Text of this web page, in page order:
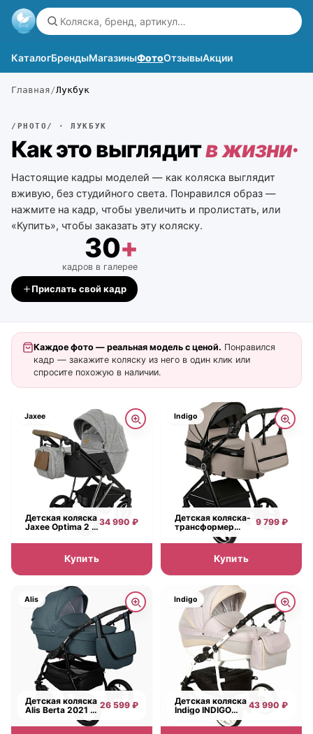
КаталогБрендыМагазиныФотоОтзывыАкции
Главная Лукбук
/PHOTO/ · ЛУКБУК
Как это выглядитв жизни·
Настоящие кадры моделей — как коляска выглядит
вживую, без студийного света. Понравился образ —
нажмите на кадр, чтобы увеличить и пролистать, или
«Купить», чтобы заказать эту коляску.
30+
кадров в галерее
Прислать свой кадр
Каждое фото — реальная модель с ценой. Понравился
кадр — закажите коляску из него в один клик или
спросите похожую в наличии.
Jaxee
Детская коляска
Jaxee Optima 2 в 34 990 ₽
Купить
Alis
Детская коляска
Alis Berta 2021 2 26 599 ₽
Indigo
Детская коляска-
трансформер
Indigo Target
9 799 ₽
Купить
Indigo
Детская коляска
Indigo INDIGO
2021 2 в 1,
ткань+экокожа
43 990 ₽